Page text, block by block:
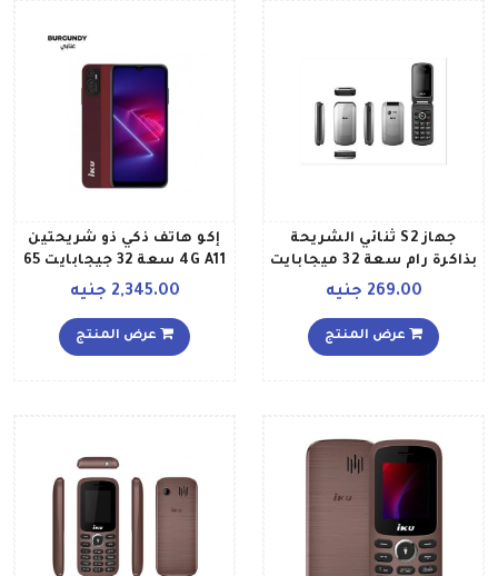
جهاز S2 ثنائي الشريحة
بذاكرة رام سعة 32 ميجابايت
بلون فضي
269.00 جنيه
عرض المنتج
إكو هاتف ذكي ذو شريحتين
4G A11 سعة 32 جيجابايت 65
بوصة احمر
2,345.00 جنيه
عرض المنتج